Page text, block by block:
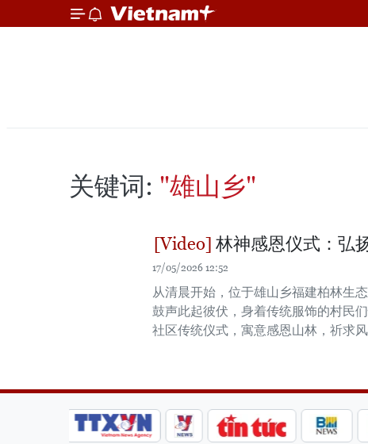
关键词: "雄山乡"
林神感恩仪式：弘
17/05/2026 12:52
从清晨开始，位于雄山乡福建柏林生
鼓声此起彼伏，身着传统服饰的村民
社区传统仪式，寓意感恩山林，祈求